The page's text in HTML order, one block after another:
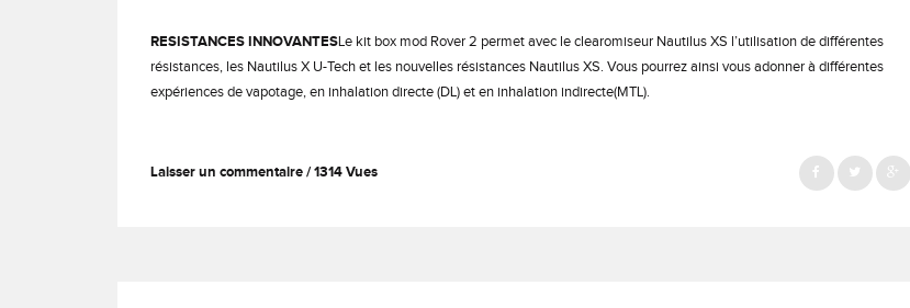
RESISTANCES INNOVANTESLe kit box mod Rover 2 permet avec le clearomiseur Nautilus XS l’utilisation de différentes
résistances, les Nautilus X U-Tech et les nouvelles résistances Nautilus XS. Vous pourrez ainsi vous adonner à différentes
expériences de vapotage, en inhalation directe (DL) et en inhalation indirecte(MTL).
Laisser un commentaire 1314 Vues